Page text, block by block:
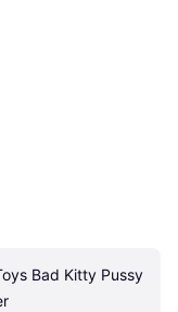
Bad Kitty Pussy